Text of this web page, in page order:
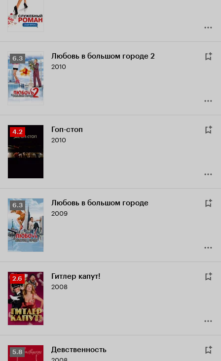
4.1
Рейтинг
Кинопоиска
6.3
6.3 Любовь в большом городе 2
2010
Рейтинг
Кинопоиска
4.2
4.2 Гоп-стоп
2010
Рейтинг
Кинопоиска
6.3
6.3 Любовь в большом городе
2009
Рейтинг
Кинопоиска
2.6
2.6 Гитлер капут!
2008
Рейтинг
5.8 Девственность